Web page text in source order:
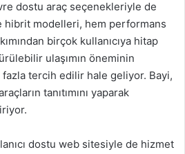
dostu araç seçenekleriyle de
hibrit modelleri, hem performans
birçok kullanıcıya hitap
ulaşımın öneminin
tercih edilir hale geliyor. Bayi,
tanıtımını yaparak
dostu web sitesiyle de hizmet